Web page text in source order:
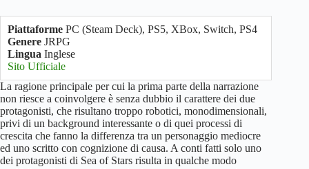
Piattaforme PC (Steam Deck), PS5, XBox, Switch, PS4
Genere JRPG
Lingua Inglese
Sito Ufficiale
La ragione principale per cui la prima parte della narrazione
non riesce a coinvolgere è senza dubbio il carattere dei due
protagonisti, che risultano troppo robotici, monodimensionali,
privi di un background interessante o di quei processi di
crescita che fanno la differenza tra un personaggio mediocre
ed uno scritto con cognizione di causa. A conti fatti solo uno
dei protagonisti di Sea of Stars risulta in qualche modo